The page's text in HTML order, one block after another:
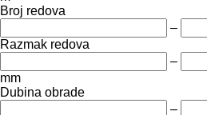
Broj redova
–
Razmak redova
–
mm
Dubina obrade
–